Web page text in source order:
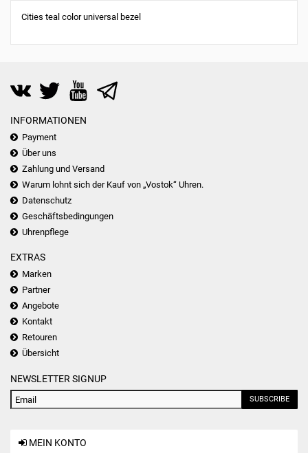
Cities teal color universal bezel
INFORMATIONEN
Payment
Über uns
Zahlung und Versand
Warum lohnt sich der Kauf von „Vostok“ Uhren.
Datenschutz
Geschäftsbedingungen
Uhrenpflege
EXTRAS
Marken
Partner
Angebote
Kontakt
Retouren
Übersicht
NEWSLETTER SIGNUP
SUBSCRIBE
MEIN KONTO